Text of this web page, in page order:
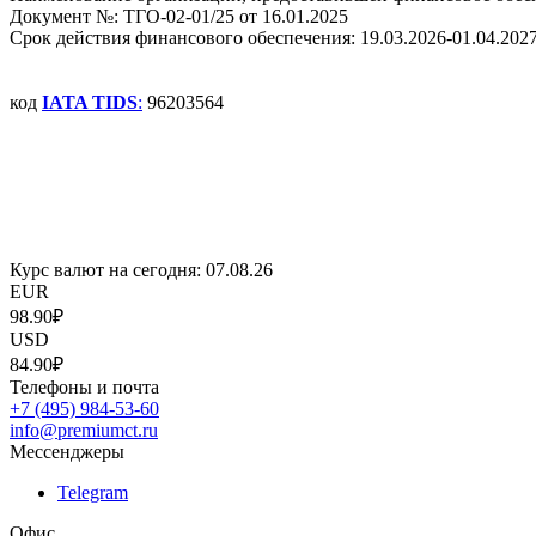
Документ №: ТГО-02-01/25 от 16.01.2025
Срок действия финансового обеспечения: 19.03.2026-
код IATA TIDS: 96203564
Курс валют на сегодня: 07.08.26
EUR
98.90₽
USD
84.90₽
Телефоны и почта
+7 (495) 984-53-60
info@premiumct.ru
Мессенджеры
Telegram